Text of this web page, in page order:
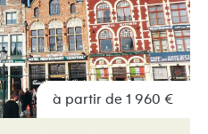
à partir de 1 960 €